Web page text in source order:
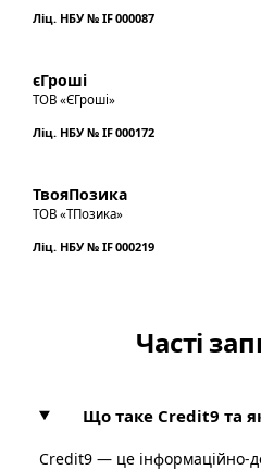
Ліц. НБУ № IF 000087
єГроші
ТОВ «ЄГроші»
Ліц. НБУ № IF 000172
ТвояПозика
ТОВ «ТПозика»
Ліц. НБУ № IF 000219
Часті
Що таке Credit9 та
Credit9 — це інформаційно-